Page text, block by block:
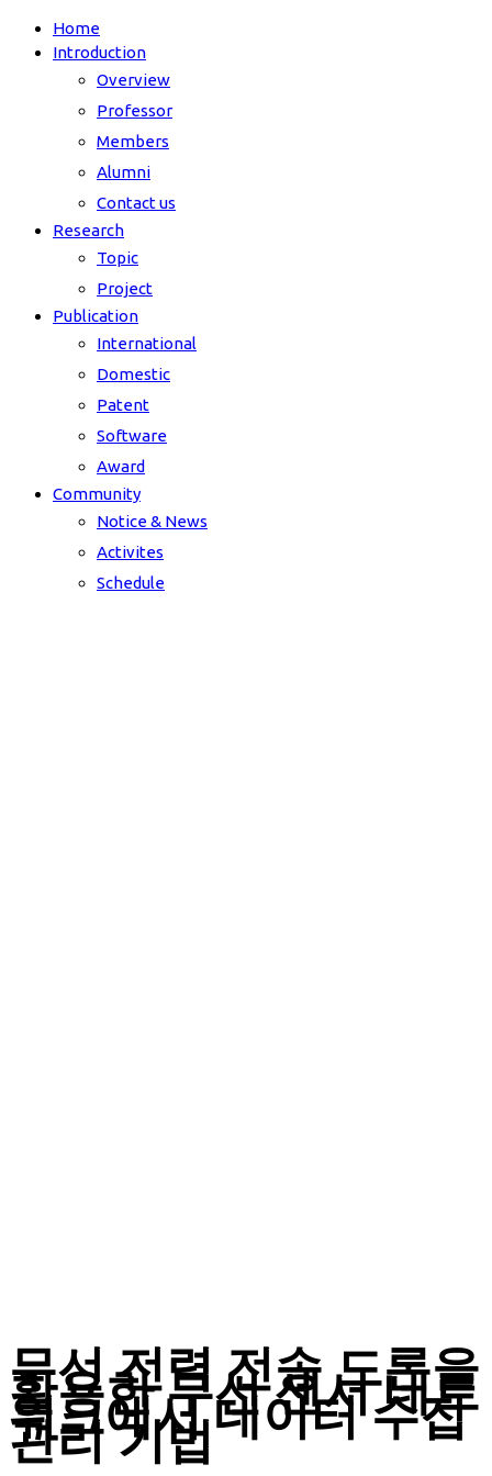
Home
Introduction
Overview
Professor
Members
Alumni
Contact us
Research
Topic
Project
Publication
International
Domestic
Patent
Software
Award
Community
Notice & News
Activites
Schedule
무선 전력 전송 드론을
활용한 무선 센서 네트
워크에서 데이터 수집
관리 기법